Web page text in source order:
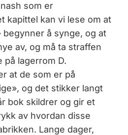
som er
kapittel kan vi lese om at
begynner å synge, og at
av, og må ta straffen
på lagerrom D.
at de som er på
og det stikker langt
bok skildrer og gir et
av hvordan disse
Lange dager,